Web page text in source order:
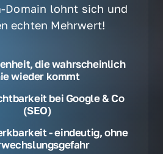
Domain lohnt sich und
echten Mehrwert!
die wahrscheinlich
wieder kommt
bei Google & Co
(SEO)
- eindeutig, ohne